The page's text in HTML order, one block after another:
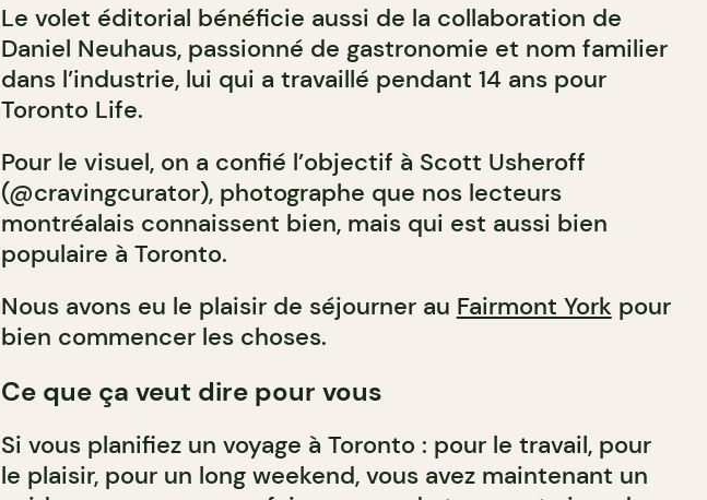
Le volet éditorial bénéficie aussi de la collaboration de
Daniel Neuhaus, passionné de gastronomie et nom familier
dans l’industrie, lui qui a travaillé pendant 14 ans pour
Toronto Life.
Pour le visuel, on a confié l’objectif à Scott Usheroff
(@cravingcurator), photographe que nos lecteurs
montréalais connaissent bien, mais qui est aussi bien
populaire à Toronto.
Nous avons eu le plaisir de séjourner au Fairmont Yorkpour
bien commencer les choses.
Ce que ça veut dire pour vous
Si vous planifiez un voyage à Toronto : pour le travail, pour
le plaisir, pour un long weekend, vous avez maintenant un